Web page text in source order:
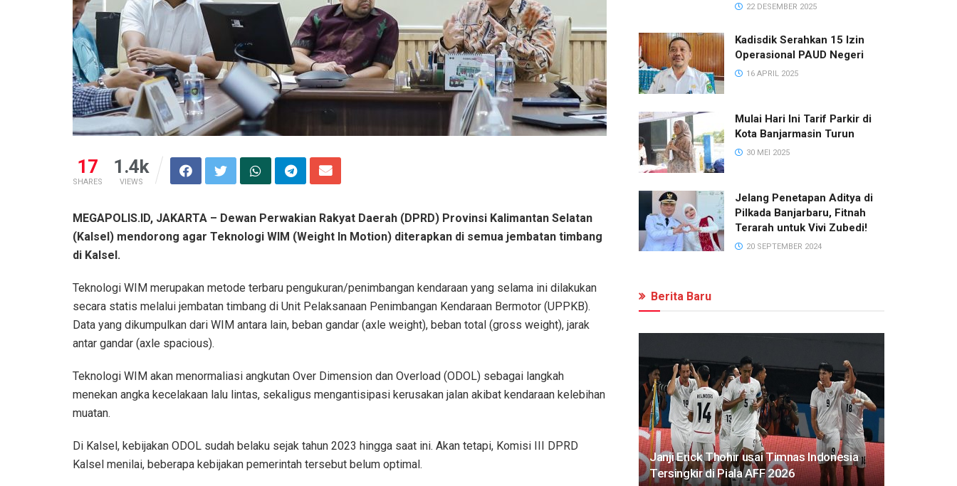
17
SHARES
1.4k
VIEWS
MEGAPOLIS.ID, JAKARTA – Dewan Perwakian Rakyat Daerah (DPRD) Provinsi Kalimantan Selatan
(Kalsel) mendorong agar Teknologi WIM (Weight In Motion) diterapkan di semua jembatan timbang
di Kalsel.
Teknologi WIM merupakan metode terbaru pengukuran/penimbangan kendaraan yang selama ini dilakukan
secara statis melalui jembatan timbang di Unit Pelaksanaan Penimbangan Kendaraan Bermotor (UPPKB).
Data yang dikumpulkan dari WIM antara lain, beban gandar (axle weight), beban total (gross weight), jarak
antar gandar (axle spacious).
Teknologi WIM akan menormaliasi angkutan Over Dimension dan Overload (ODOL) sebagai langkah
menekan angka kecelakaan lalu lintas, sekaligus mengantisipasi kerusakan jalan akibat kendaraan kelebihan
muatan.
Di Kalsel, kebijakan ODOL sudah belaku sejak tahun 2023 hingga saat ini. Akan tetapi, Komisi III DPRD
Kalsel menilai, beberapa kebijakan pemerintah tersebut belum optimal.
22 DESEMBER 2025
Kadisdik Serahkan 15 Izin
Operasional PAUD Negeri
16 APRIL 2025
Mulai Hari Ini Tarif Parkir di
Kota Banjarmasin Turun
30 MEI 2025
Jelang Penetapan Aditya di
Pilkada Banjarbaru, Fitnah
Terarah untuk Vivi Zubedi!
20 SEPTEMBER 2024
Berita Baru
Janji Erick Thohir usai Timnas Indonesia
Tersingkir di Piala AFF 2026